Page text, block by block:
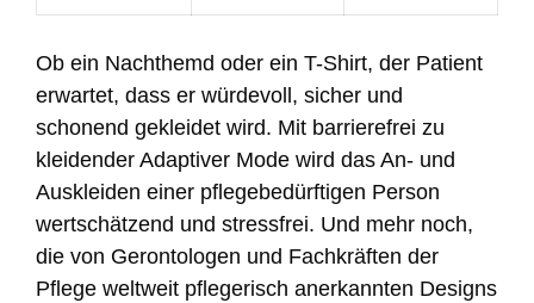
Ob ein Nachthemd oder ein T-Shirt, der Patient
erwartet, dass er würdevoll, sicher und
schonend gekleidet wird. Mit barrierefrei zu
kleidender Adaptiver Mode wird das An- und
Auskleiden einer pflegebedürftigen Person
wertschätzend und stressfrei. Und mehr noch,
die von Gerontologen und Fachkräften der
Pflege weltweit pflegerisch anerkannten Designs